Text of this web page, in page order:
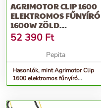
AGRIMOTOR CLIP 1600
ELEKTROMOS FŰNYÍRÓ
1600W ZÖLD
(FKK4216/4)
52 390 Ft
Pepita
Hasonlók, mint Agrimotor Clip
1600 elektromos fűnyíró
1600W zöld (FKK4216/4)